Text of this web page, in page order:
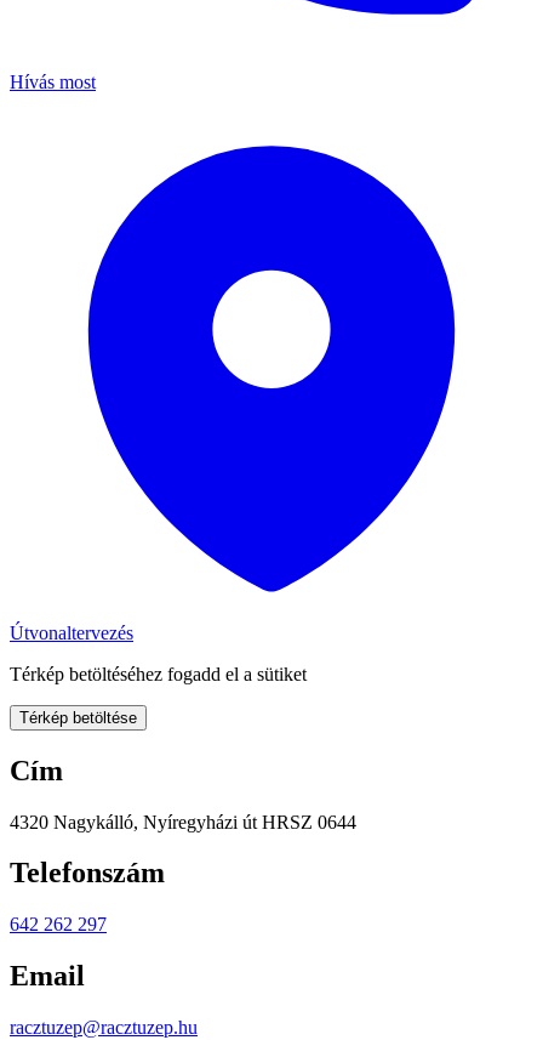
Hívás most
Útvonaltervezés
Térkép betöltéséhez fogadd el a sütiket
Térkép betöltése
Cím
4320 Nagykálló, Nyíregyházi út HRSZ 0644
Telefonszám
642 262 297
Email
racztuzep@racztuzep.hu